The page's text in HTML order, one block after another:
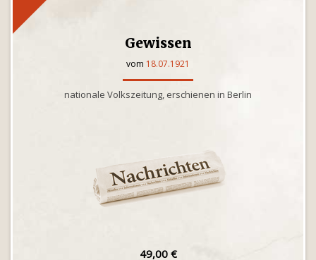
Gewissen
vom 18.07.1921
nationale Volkszeitung, erschienen in Berlin
49,00 €